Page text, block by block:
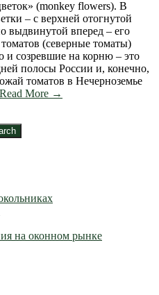
(monkey flowers). В
– с верхней отогнутой
выдвинутой вперед – его
(северные томаты)
и созревшие на корню – это
полосы России и, конечно,
томатов в Нечерноземье
Read More →
на оконном рынке